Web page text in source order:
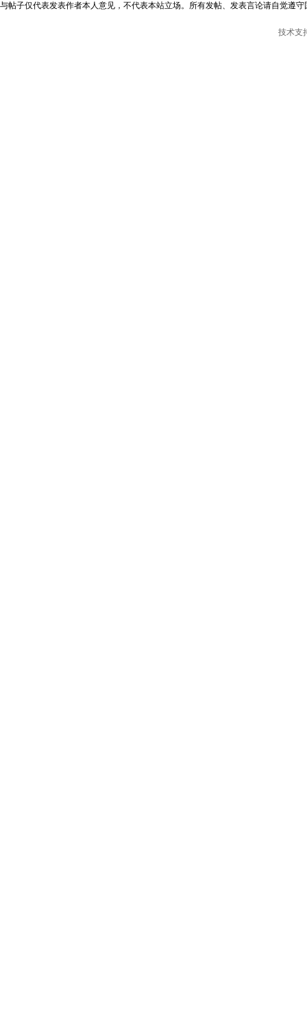
与帖子仅代表发表作者本人意见，不代表本站立场。所有发帖、发表言论请自觉遵
技术支